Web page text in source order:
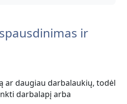
ir
ar daugiau darbalaukių, todėl
darbalapį arba